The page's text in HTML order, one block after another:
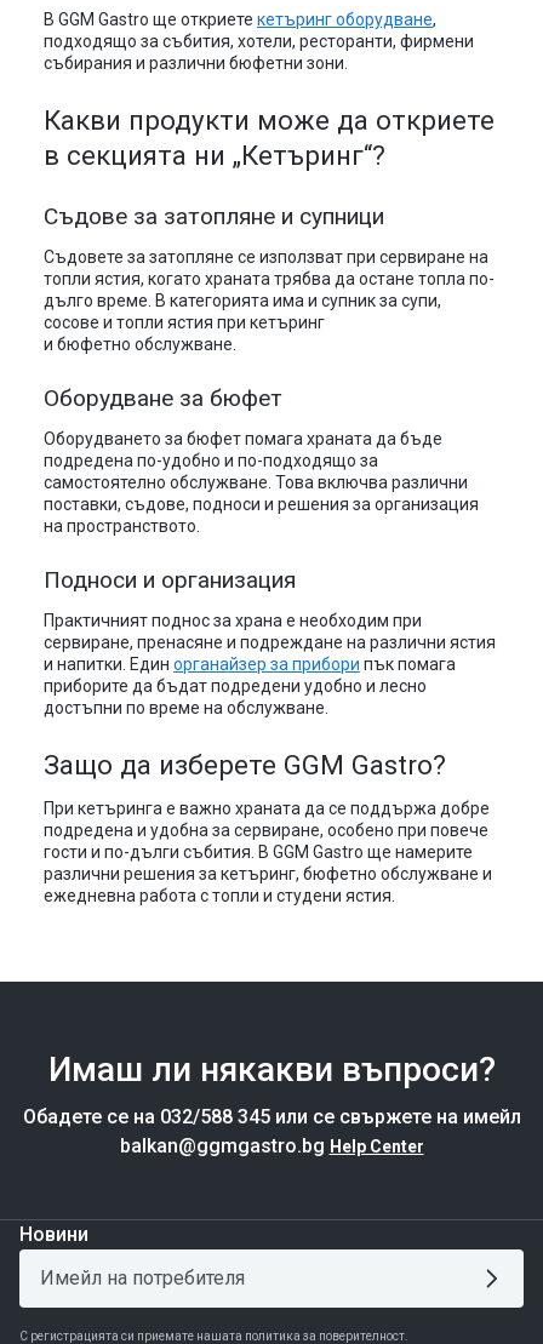
В GGM Gastro ще откриете кетъринг оборудване,
подходящо за събития, хотели, ресторанти, фирмени
събирания и различни бюфетни зони.
Какви продукти може да откриете
в секцията ни „Кетъринг“?
Съдове за затопляне и супници
Съдовете за затопляне се използват при сервиране на
топли ястия, когато храната трябва да остане топла по-
дълго време. В категорията има и супник за супи,
сосове и топли ястия при кетъринг
и бюфетно обслужване.
Оборудване за бюфет
Оборудването за бюфет помага храната да бъде
подредена по-удобно и по-подходящо за
самостоятелно обслужване. Това включва различни
поставки, съдове, подноси и решения за организация
на пространството.
Подноси и организация
Практичният поднос за храна е необходим при
сервиране, пренасяне и подреждане на различни ястия
и напитки. Един органайзер за прибори пък помага
приборите да бъдат подредени удобно и лесно
достъпни по време на обслужване.
Защо да изберете GGM Gastro?
При кетъринга е важно храната да се поддържа добре
подредена и удобна за сервиране, особено при повече
гости и по-дълги събития. В GGM Gastro ще намерите
различни решения за кетъринг, бюфетно обслужване и
ежедневна работа с топли и студени ястия.
Имаш ли някакви въпроси?
Обадете се на 032/588 345 или се свържете на имейл
balkan@ggmgastro.bg Help Center
Новини
С регистрацията си приемате нашата политика за поверителност.